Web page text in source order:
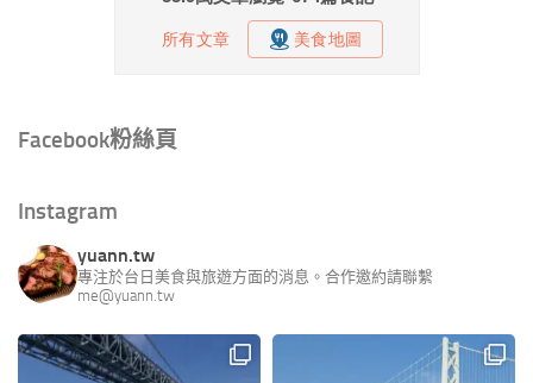
Facebook粉絲頁
Instagram
yuann.tw
專注於台日美食與旅遊方面的消息。合作邀約請聯繫
me@yuann.tw